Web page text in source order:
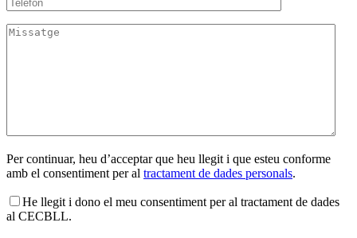
Per continuar, heu d’acceptar que heu llegit i que esteu conforme
amb el consentiment per al tractament de dades personals.
He llegit i dono el meu consentiment per al tractament de dades
al CECBLL.